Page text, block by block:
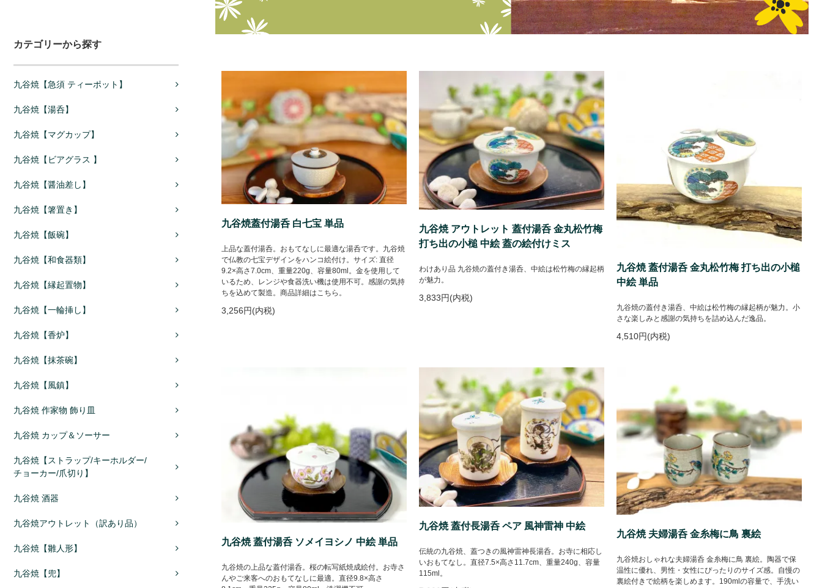
カテゴリーから探す
九谷焼【急須 ティーポット】
九谷焼【湯呑】
九谷焼【マグカップ】
九谷焼【ビアグラス 】
九谷焼【醤油差し】
九谷焼【箸置き】
九谷焼【飯碗】
九谷焼【和食器類】
九谷焼【縁起置物】
九谷焼【一輪挿し】
九谷焼【香炉】
九谷焼【抹茶碗】
九谷焼【風鎮】
九谷焼 作家物 飾り皿
九谷焼 カップ＆ソーサー
九谷焼【ストラップ/キーホルダー/
チョーカー/爪切り】
九谷焼 酒器
九谷焼アウトレット（訳あり品）
九谷焼【雛人形】
九谷焼【兜】
九谷焼蓋付湯呑 白七宝 単品
上品な蓋付湯呑。おもてなしに最適な湯呑です。九谷焼
で仏教の七宝デザインをハンコ絵付け。サイズ: 直径
9.2×高さ7.0cm、重量220g、容量80ml。金を使用して
いるため、レンジや食器洗い機は使用不可。感謝の気持
ちを込めて製造。商品詳細はこちら。
3,256円(内税)
九谷焼 アウトレット 蓋付湯呑 金丸松竹梅
打ち出の小槌 中絵 蓋の絵付けミス
わけあり品 九谷焼の蓋付き湯呑、中絵は松竹梅の縁起柄
が魅力。
3,833円(内税)
九谷焼 蓋付湯呑 金丸松竹梅 打ち出の小槌
中絵 単品
九谷焼の蓋付き湯呑、中絵は松竹梅の縁起柄が魅力。小
さな楽しみと感謝の気持ちを詰め込んだ逸品。
4,510円(内税)
九谷焼 蓋付湯呑 ソメイヨシノ 中絵 単品
九谷焼の上品な蓋付湯呑。桜の転写紙焼成絵付。お寺さ
んやご来客へのおもてなしに最適。直径9.8×高さ
九谷焼 蓋付長湯呑 ペア 風神雷神 中絵
伝統の九谷焼、蓋つきの風神雷神長湯呑。お寺に相応し
いおもてなし。直径7.5×高さ11.7cm、重量240g、容量
115ml。
九谷焼 夫婦湯呑 金糸梅に鳥 裏絵
九谷焼おしゃれな夫婦湯呑 金糸梅に鳥 裏絵。陶器で保
温性に優れ、男性・女性にぴったりのサイズ感。自慢の
裏絵付きで絵柄を楽しめます。190mlの容量で、手洗い